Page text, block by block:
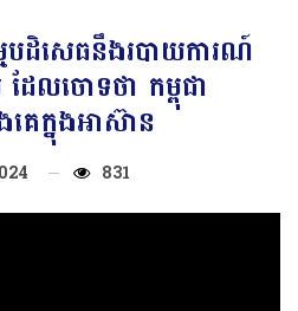
បដិសេធនឹងរបាយការណ៍
ែលចោទថា កម្ពុជា
េក្នុងអាស៊ាន
831